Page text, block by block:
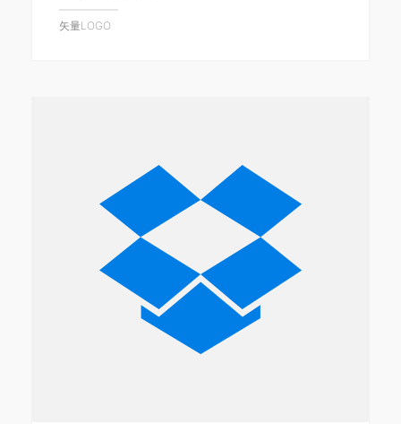
矢量LOGO